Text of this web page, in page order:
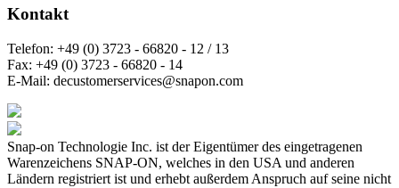
Kontakt
Telefon: +49 (0) 3723 - 66820 - 12 / 13
Fax: +49 (0) 3723 - 66820 - 14
E-Mail: decustomerservices@snapon.com
Snap-on Technologie Inc. ist der Eigentümer des eingetragenen
Warenzeichens SNAP-ON, welches in den USA und anderen
Ländern registriert ist und erhebt außerdem Anspruch auf seine nicht